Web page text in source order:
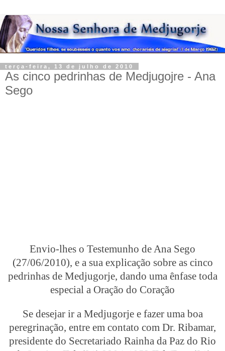
terça-feira, 13 de julho de 2010
As cinco pedrinhas de Medjugojre - Ana
Sego
Envio-lhes o Testemunho de Ana Sego
(27/06/2010), e a sua explicação sobre as cinco
pedrinhas de Medjugorje, dando uma ênfase toda
especial a Oração do Coração
Se desejar ir a Medjugorje e fazer uma boa
peregrinação, entre em contato com Dr. Ribamar,
presidente do Secretariado Rainha da Paz do Rio